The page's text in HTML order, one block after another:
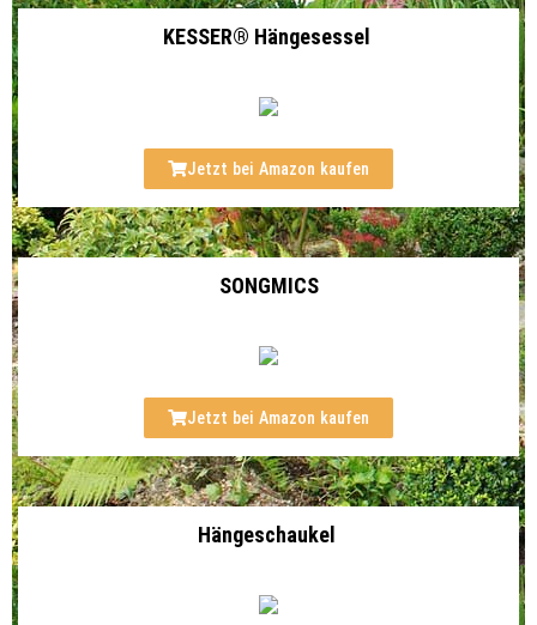
KESSER® Hängesessel
Jetzt bei Amazon kaufen
SONGMICS
Jetzt bei Amazon kaufen
Hängeschaukel